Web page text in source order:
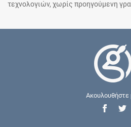
τεχνολογιών, χωρίς προηγούμενη
Ακουλουθήστε